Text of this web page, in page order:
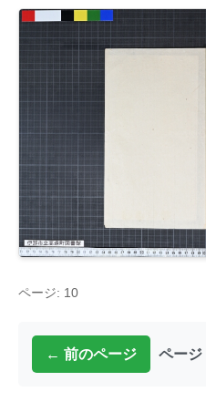
ページ: 10
← 前のページ ページ